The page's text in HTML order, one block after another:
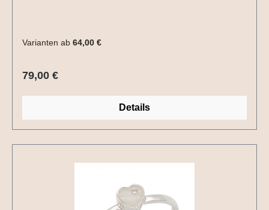
Varianten ab 64,00 €
Regulärer Preis:
79,00 €
Details